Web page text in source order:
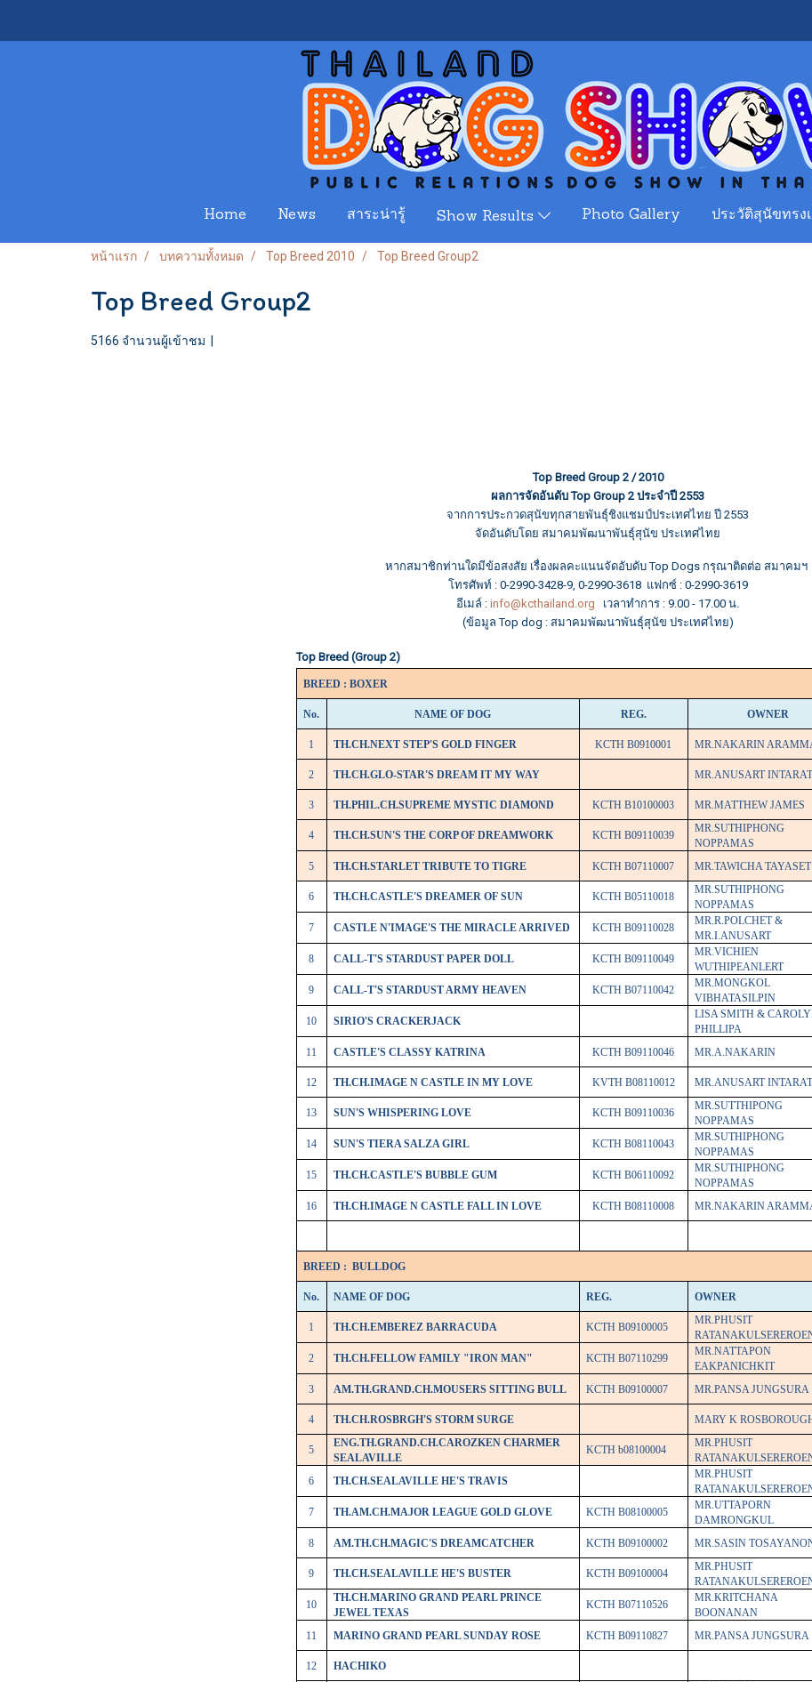
Home News สาระน่ารู้ Show Results Photo Gallery ประวัติสุนัขทรง
หน้าแรก บทความทั้งหมด Top Breed 2010 Top Breed Group2
Top Breed Group2
5166 จำนวนผู้เข้าชม |
Top Breed Group 2 / 2010
ผลการจัดอันดับ Top Group 2 ประจำปี 2553
จากการประกวดสุนัขทุกสายพันธุ์ชิงแชมป์ประเทศไทย ปี 2553
จัดอันดับโดย สมาคมพัฒนาพันธุ์สุนัข ประเทศไทย
หากสมาชิกท่านใดมีข้อสงสัย เรื่องผลคะแนนจัดอับดับ Top Dogs กรุณาติดต่อ สมาคมฯ
โทรศัพท์ : 0-2990-3428-9, 0-2990-3618 แฟกซ์ : 0-2990-3619
อีเมล์ : info@kcthailand.org เวลาทำการ : 9.00 - 17.00 น.
(ข้อมูล Top dog : สมาคมพัฒนาพันธุ์สุนัข ประเทศไทย)
Top Breed (Group 2)
BREED : BOXER
No. NAME OF DOG REG. OWNER
1 TH.CH.NEXT STEP'S GOLD FINGER KCTH B0910001 MR.NAKARIN
2 TH.CH.GLO-STAR'S DREAM IT MY WAY MR.ANUSART
3 TH.PHIL.CH.SUPREME MYSTIC DIAMOND KCTH B10100003 MR.MATTHEW JAMES
4 TH.CH.SUN'S THE CORP OF DREAMWORK KCTH B09110039
MR.SUTHIPHONG
NOPPAMAS
5 TH.CH.STARLET TRIBUTE TO TIGRE KCTH B07110007 MR.TAWICHA TAYASET
6 TH.CH.CASTLE'S DREAMER OF SUN KCTH B05110018
MR.SUTHIPHONG
NOPPAMAS
7 CASTLE N'IMAGE'S THE MIRACLE ARRIVED KCTH B09110028
MR.R.POLCHET &
MR.I.ANUSART
8 CALL-T'S STARDUST PAPER DOLL KCTH B09110049
MR.VICHIEN
WUTHIPEANLERT
9 CALL-T'S STARDUST ARMY HEAVEN KCTH B07110042
MR.MONGKOL
VIBHATASILPIN
10 SIRIO'S CRACKERJACK
LISA SMITH &
PHILLIPA
11 CASTLE'S CLASSY KATRINA KCTH B09110046 MR.A.NAKARIN
12 TH.CH.IMAGE N CASTLE IN MY LOVE KVTH B08110012 MR.ANUSART
13 SUN'S WHISPERING LOVE KCTH B09110036
MR.SUTTHIPONG
NOPPAMAS
14 SUN'S TIERA SALZA GIRL KCTH B08110043
MR.SUTHIPHONG
NOPPAMAS
15 TH.CH.CASTLE'S BUBBLE GUM KCTH B06110092
MR.SUTHIPHONG
NOPPAMAS
16 TH.CH.IMAGE N CASTLE FALL IN LOVE KCTH B08110008 MR.NAKARIN
BREED : BULLDOG
No. NAME OF DOG REG. OWNER
1 TH.CH.EMBEREZ BARRACUDA KCTH B09100005
MR.PHUSIT
2 TH.CH.FELLOW FAMILY "IRON MAN" KCTH B07110299
MR.NATTAPON
EAKPANICHKIT
3 AM.TH.GRAND.CH.MOUSERS SITTING BULL KCTH B09100007 MR.PANSA JUNGSURA
4 TH.CH.ROSBRGH'S STORM SURGE MARY K
5
ENG.TH.GRAND.CH.CAROZKEN CHARMER
SEALAVILLE
KCTH b08100004
MR.PHUSIT
6 TH.CH.SEALAVILLE HE'S TRAVIS
MR.PHUSIT
7 TH.AM.CH.MAJOR LEAGUE GOLD GLOVE KCTH B08100005
MR.UTTAPORN
DAMRONGKUL
8 AM.TH.CH.MAGIC'S DREAMCATCHER KCTH B09100002 MR.SASIN
9 TH.CH.SEALAVILLE HE'S BUSTER KCTH B09100004
MR.PHUSIT
10
TH.CH.MARINO GRAND PEARL PRINCE
JEWEL TEXAS
KCTH B07110526
MR.KRITCHANA
BOONANAN
11 MARINO GRAND PEARL SUNDAY ROSE KCTH B09110827 MR.PANSA JUNGSURA
12 HACHIKO